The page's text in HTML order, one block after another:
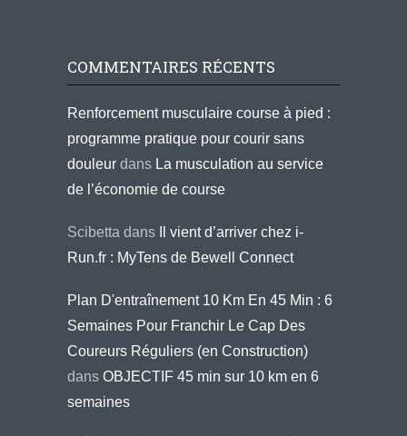
COMMENTAIRES RÉCENTS
Renforcement musculaire course à pied :
programme pratique pour courir sans
douleur dans La musculation au service
de l’économie de course
Scibetta dans
Il vient d’arriver chez i-
Run.fr : MyTens de Bewell Connect
Plan D'entraînement 10 Km En 45 Min : 6
Semaines Pour Franchir Le Cap Des
Coureurs Réguliers (en Construction)
dans OBJECTIF 45 min sur 10 km en 6
semaines